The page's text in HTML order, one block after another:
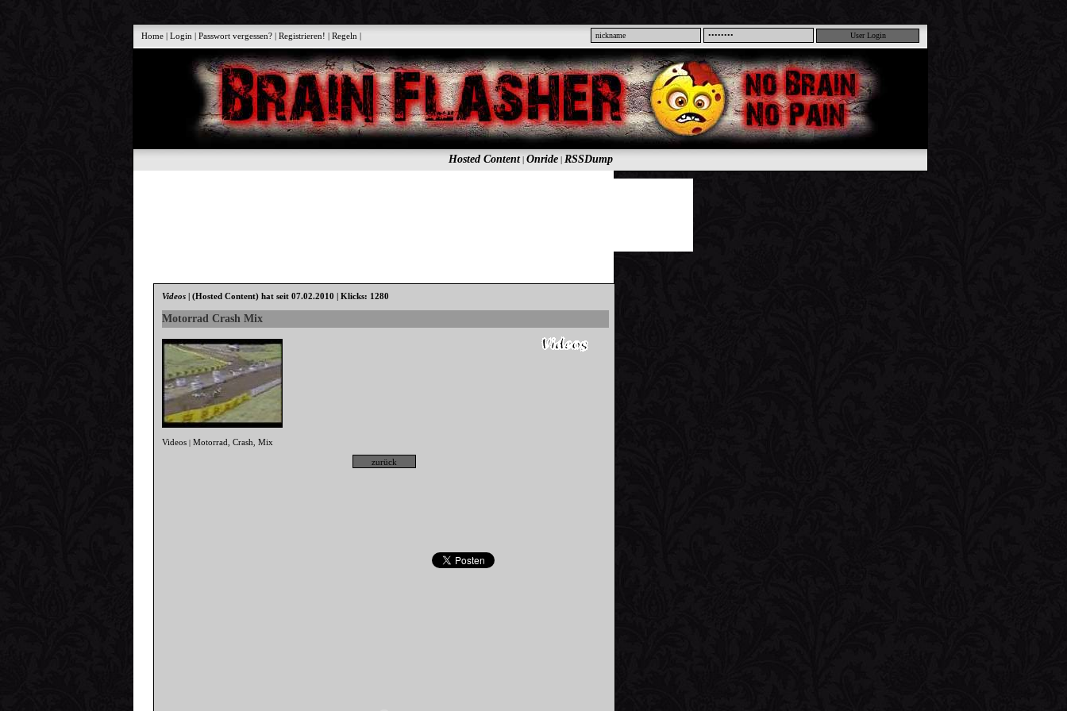
Home |Login |Passwort vergessen? |Registrieren! |Regeln |
Hosted Content| Onride| RSSDump
Videos |(Hosted Content) hat seit 07.02.2010 | Klicks: 1280
Motorrad Crash Mix
Videos |Motorrad ,Crash ,Mix